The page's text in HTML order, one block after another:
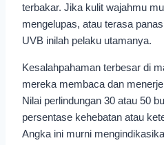
terbakar. Jika kulit wajahmu
mengelupas, atau terasa
UVB inilah pelaku utamanya.
Kesalahpahaman terbesar di
mereka membaca dan
Nilai perlindungan 30 atau 50
persentase kehebatan atau
Angka ini murni